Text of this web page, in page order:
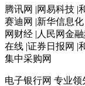
腾讯网 |网易科技 |
赛迪网 |新华信息
网财经 |人民网金
在线 |证券日报网 |
集中采购网
电子银行网 专业领